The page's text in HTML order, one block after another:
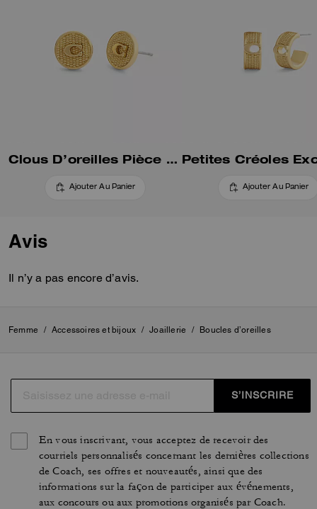
Clous D’oreilles Pièce Exclusifs Texturés
Ajouter Au Panier Ajouter Au Panier
Avis
Il n’y a pas encore d’avis.
Femme / Accessoires et bijoux / Joaillerie / Boucles d’oreilles
S’INSCRIRE
En vous inscrivant, vous acceptez de recevoir des
courriels personnalisés concernant les dernières collections
de Coach, ses offres et nouveautés, ainsi que des
informations sur la façon de participer aux événements,
aux concours ou aux promotions organisés par Coach.